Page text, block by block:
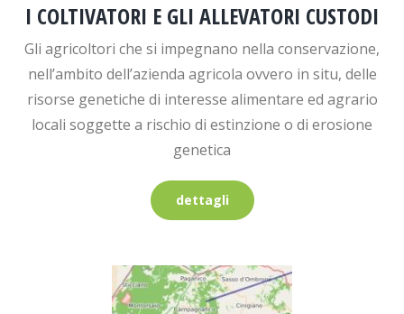
I COLTIVATORI E GLI ALLEVATORI CUSTODI
Gli agricoltori che si impegnano nella conservazione,
nell’ambito dell’azienda agricola ovvero in situ, delle
risorse genetiche di interesse alimentare ed agrario
locali soggette a rischio di estinzione o di erosione
genetica
dettagli